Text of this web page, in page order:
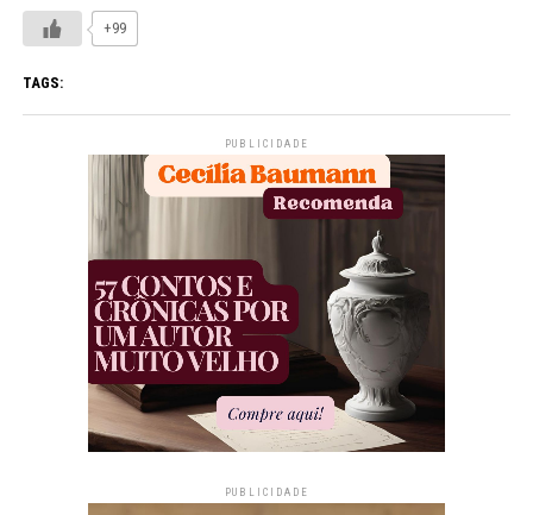
+99
TAGS:
PUBLICIDADE
PUBLICIDADE